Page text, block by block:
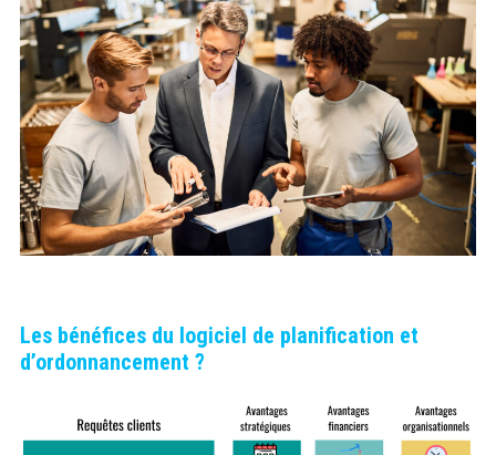
Les bénéfices du logiciel de planification et
d’ordonnancement ?